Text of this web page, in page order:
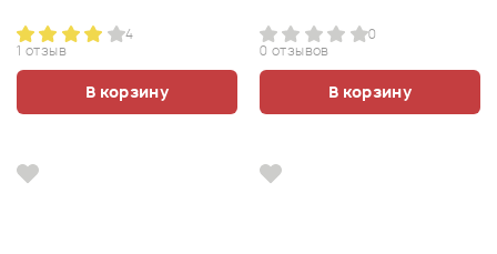
4
1 отзыв
В корзину
0
0 отзывов
В корзину